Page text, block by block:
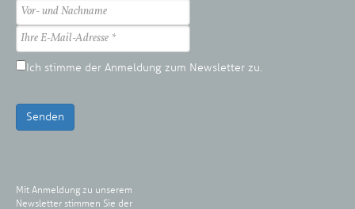
Ich stimme der Anmeldung zum Newsletter zu.
Senden
Mit Anmeldung zu unserem
Newsletter stimmen Sie der